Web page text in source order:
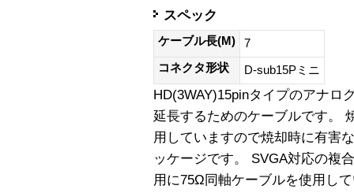
スペック
ケーブル長(M)
7
コネクタ形状
D-sub15Pミニ
HD(3WAY)15pinタイプのアナロ
延長するためのケーブルです。
用していますので焼却時に有害
ッケージです。 SVGA対応の複
用に75Ω同軸ケーブルを使用し